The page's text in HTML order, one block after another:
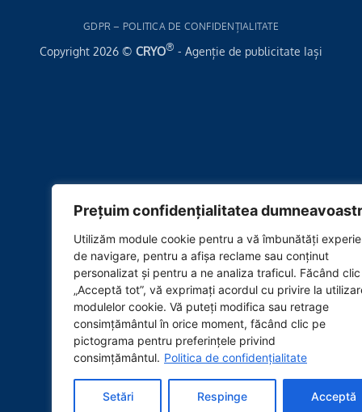
Prețuim confidențialitatea
Utilizăm module cookie pentru a vă îmbunătăți
de navigare, pentru a afișa reclame sau conținut
personalizat și pentru a ne analiza traficul. Făcând
„Acceptă tot”, vă exprimați acordul cu privire la
modulelor cookie. Vă puteți modifica sau retrage
consimțământul în orice moment, făcând clic pe
pictograma pentru preferințele privind
consimțământul. Politica de confidențialitate
Setări Respinge Acceptă
GDPR – POLITICA DE CONFIDENȚIALITATE
Copyright 2026 © CRYO® - Agenție de publicitate Iași